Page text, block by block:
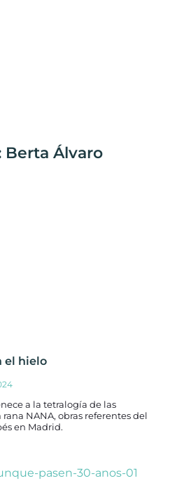
Berta Álvaro
el hielo
a la tetralogía de las
NANA, obras referentes del
en Madrid.